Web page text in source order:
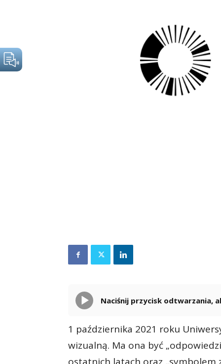
Naciśnij przycisk odtwarzania,
1 października 2021 roku
wizualną. Ma ona być